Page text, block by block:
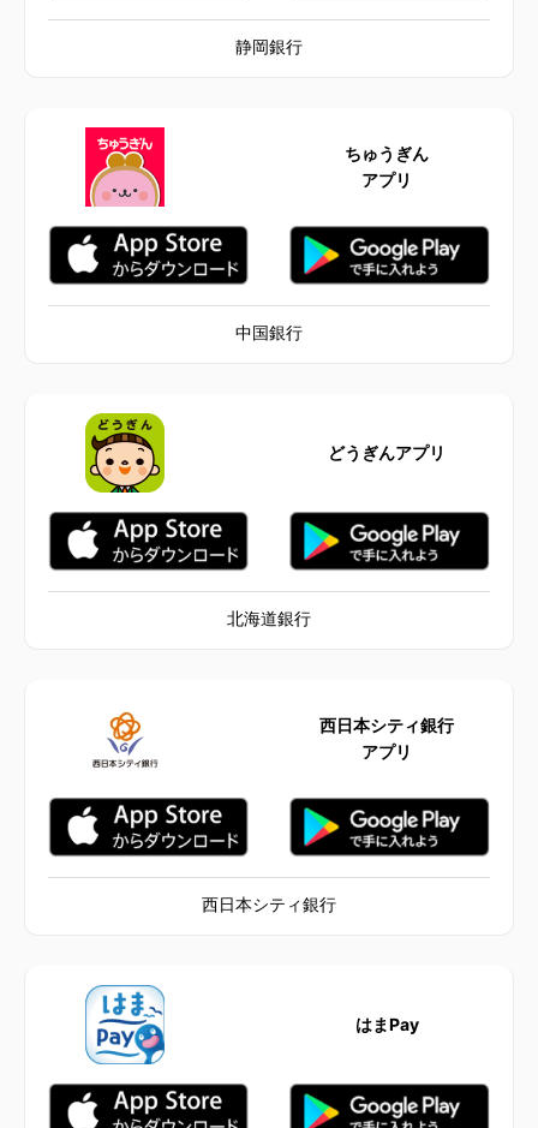
静岡銀行
ちゅうぎん
アプリ
中国銀行
どうぎんアプリ
北海道銀行
西日本シティ銀行
アプリ
西日本シティ銀行
はまPay